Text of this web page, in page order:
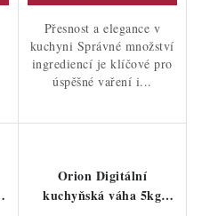
Přesnost a elegance v
kuchyni Správné množství
ingrediencí je klíčové pro
úspěšné vaření i...
Orion Digitální
kuchyňská váha 5kg